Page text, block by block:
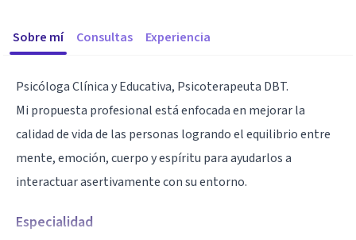
Sobre mí Consultas Experiencia
Psicóloga Clínica y Educativa, Psicoterapeuta DBT.
Mi propuesta profesional está enfocada en mejorar la
calidad de vida de las personas logrando el equilibrio entre
mente, emoción, cuerpo y espíritu para ayudarlos a
interactuar asertivamente con su entorno.
Especialidad